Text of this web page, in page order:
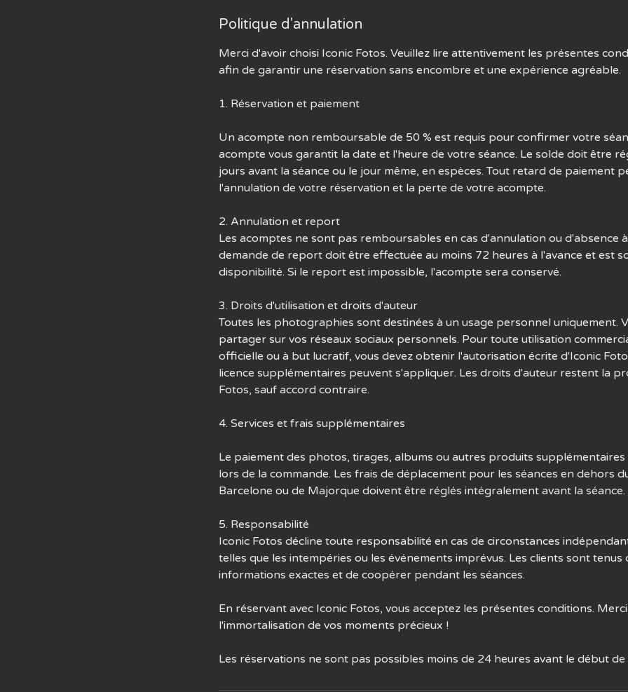
Politique d'annulation
Merci d'avoir choisi Iconic Fotos. Veuillez lire attentivement les présentes
afin de garantir une réservation sans encombre et une expérience agréable.
1. Réservation et paiement
Un acompte non remboursable de 50 % est requis pour confirmer votre
acompte vous garantit la date et l'heure de votre séance. Le solde doit être
jours avant la séance ou le jour même, en espèces. Tout retard de paiement
l'annulation de votre réservation et la perte de votre acompte.
2. Annulation et report
Les acomptes ne sont pas remboursables en cas d'annulation ou d'absence
demande de report doit être effectuée au moins 72 heures à l'avance et est
disponibilité. Si le report est impossible, l'acompte sera conservé.
3. Droits d'utilisation et droits d'auteur
Toutes les photographies sont destinées à un usage personnel uniquement.
partager sur vos réseaux sociaux personnels. Pour toute utilisation
officielle ou à but lucratif, vous devez obtenir l'autorisation écrite d'Iconic
licence supplémentaires peuvent s'appliquer. Les droits d'auteur restent la
Fotos, sauf accord contraire.
4. Services et frais supplémentaires
Le paiement des photos, tirages, albums ou autres produits
lors de la commande. Les frais de déplacement pour les séances en dehors
Barcelone ou de Majorque doivent être réglés intégralement avant la séance.
5. Responsabilité
Iconic Fotos décline toute responsabilité en cas de circonstances
telles que les intempéries ou les événements imprévus. Les clients sont
informations exactes et de coopérer pendant les séances.
En réservant avec Iconic Fotos, vous acceptez les présentes conditions.
l'immortalisation de vos moments précieux !
Les réservations ne sont pas possibles moins de 24 heures avant le début de